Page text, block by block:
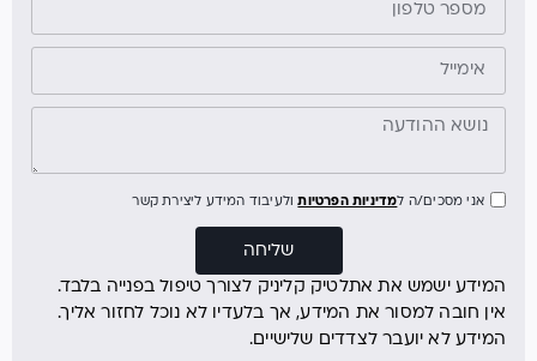
אני מסכים/ה למדיניות הפרטיותולעיבוד המידע ליצירת קשר
שליחה
המידע ישמש את אתלטיק קליניק לצורך טיפול בפנייה בלבד.
אין חובה למסור את המידע, אך בלעדיו לא נוכל לחזור אליך.
המידע לא יועבר לצדדים שלישיים.